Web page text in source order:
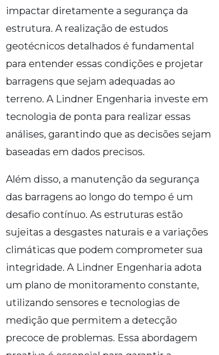
impactar diretamente a segurança da
estrutura. A realização de estudos
geotécnicos detalhados é fundamental
para entender essas condições e projetar
barragens que sejam adequadas ao
terreno. A Lindner Engenharia investe em
tecnologia de ponta para realizar essas
análises, garantindo que as decisões sejam
baseadas em dados precisos.
Além disso, a manutenção da segurança
das barragens ao longo do tempo é um
desafio contínuo. As estruturas estão
sujeitas a desgastes naturais e a variações
climáticas que podem comprometer sua
integridade. A Lindner Engenharia adota
um plano de monitoramento constante,
utilizando sensores e tecnologias de
medição que permitem a detecção
precoce de problemas. Essa abordagem